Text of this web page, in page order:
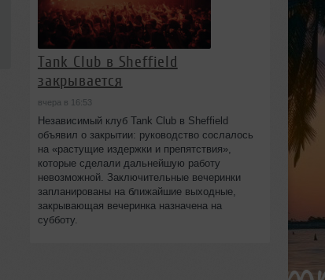
Tank Club в Sheffield
закрывается
вчера в 16:53
Независимый клуб Tank Club в Sheffield
объявил о закрытии: руководство сослалось
на «растущие издержки и препятствия»,
которые сделали дальнейшую работу
невозможной. Заключительные вечеринки
запланированы на ближайшие выходные,
закрывающая вечеринка назначена на
субботу.